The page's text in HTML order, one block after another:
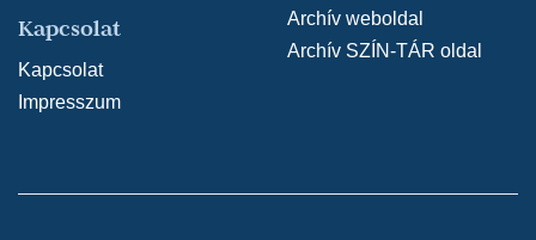
Archív weboldal
Archív SZÍN-TÁR oldal
Kapcsolat
Kapcsolat
Impresszum